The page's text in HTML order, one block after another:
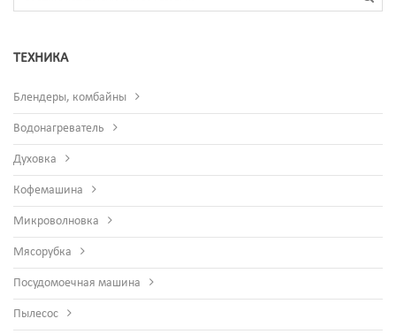
ТЕХНИКА
Блендеры, комбайны
Водонагреватель
Духовка
Кофемашина
Микроволновка
Мясорубка
Посудомоечная машина
Пылесос